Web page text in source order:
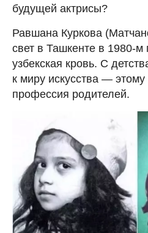
будущей актрисы?
Равшана Куркова
свет в Ташкенте в 1980-м
узбекская кровь. С
к миру искусства —
профессия родителей.